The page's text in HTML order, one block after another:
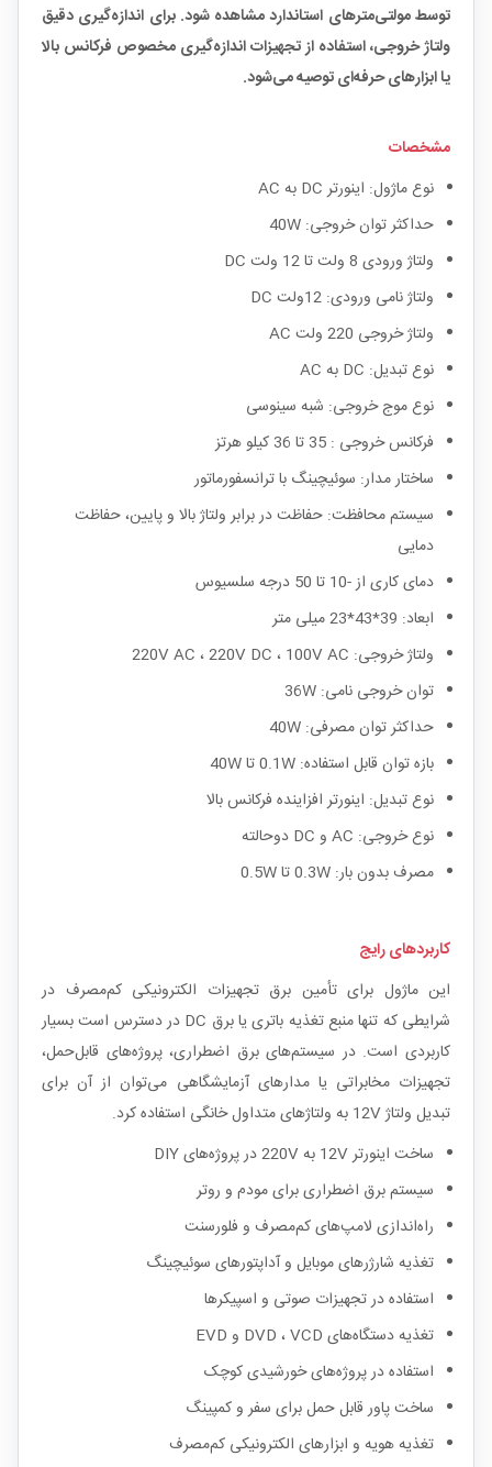
توسط مولتی‌مترهای استاندارد مشاهده شود. برای اندازه‌گیری دقیق
ولتاژ خروجی، استفاده از تجهیزات اندازه‌گیری مخصوص فرکانس بالا
یا ابزارهای حرفه‌ای توصیه می‌شود.
مشخصات
نوع ماژول: اینورتر DC به AC
حداکثر توان خروجی: 40W
ولتاژ ورودی 8 ولت تا 12 ولت DC
ولتاژ نامی ورودی: 12ولت DC
ولتاژ خروجی 220 ولت AC
نوع تبدیل: DC به AC
نوع موج خروجی: شبه سینوسی
فرکانس خروجی : 35 تا 36 کیلو هرتز
ساختار مدار: سوئیچینگ با ترانسفورماتور
سیستم محافظت: حفاظت در برابر ولتاژ بالا و پایین، حفاظت
دمایی
دمای کاری از -10 تا 50 درجه سلسیوس
ابعاد: 39*43*23 میلی متر
ولتاژ خروجی: 220V AC ، 220V DC ، 100V AC
توان خروجی نامی: 36W
حداکثر توان مصرفی: 40W
بازه توان قابل استفاده: 0.1W تا 40W
نوع تبدیل: اینورتر افزاینده فرکانس بالا
نوع خروجی: AC و DC دوحالته
مصرف بدون بار: 0.3W تا 0.5W
کاربردهای رایج
این ماژول برای تأمین برق تجهیزات الکترونیکی کم‌مصرف در
شرایطی که تنها منبع تغذیه باتری یا برق DC در دسترس است بسیار
کاربردی است. در سیستم‌های برق اضطراری، پروژه‌های قابل‌حمل،
تجهیزات مخابراتی یا مدارهای آزمایشگاهی می‌توان از آن برای
تبدیل ولتاژ 12V به ولتاژهای متداول خانگی استفاده کرد.
ساخت اینورتر 12V به 220V در پروژه‌های DIY
سیستم برق اضطراری برای مودم و روتر
راه‌اندازی لامپ‌های کم‌مصرف و فلورسنت
تغذیه شارژرهای موبایل و آداپتورهای سوئیچینگ
استفاده در تجهیزات صوتی و اسپیکرها
تغذیه دستگاه‌های DVD ، VCD و EVD
استفاده در پروژه‌های خورشیدی کوچک
ساخت پاور قابل حمل برای سفر و کمپینگ
تغذیه هویه و ابزارهای الکترونیکی کم‌مصرف